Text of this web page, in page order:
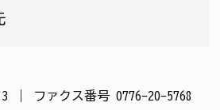
ファクス番号 0776-20-5768